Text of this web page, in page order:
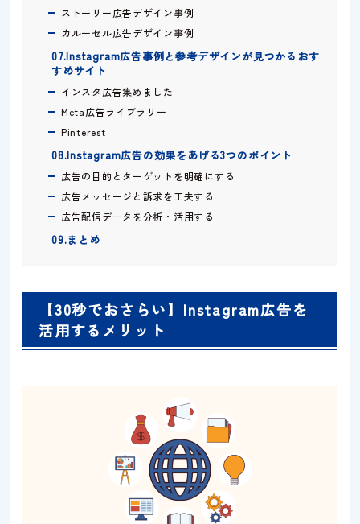
ストーリー広告デザイン事例
カルーセル広告デザイン事例
07.Instagram広告事例と参考デザインが見つかるおす
すめサイト
インスタ広告集めました
Meta広告ライブラリー
Pinterest
08.Instagram広告の効果をあげる3つのポイント
広告の目的とターゲットを明確にする
広告メッセージと訴求を工夫する
広告配信データを分析・活用する
09.まとめ
【30秒でおさらい】Instagram広告を
活用するメリット